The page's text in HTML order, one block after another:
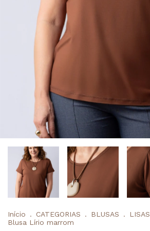
Início . CATEGORIAS . BLUSAS . LISAS
Blusa Lírio marrom